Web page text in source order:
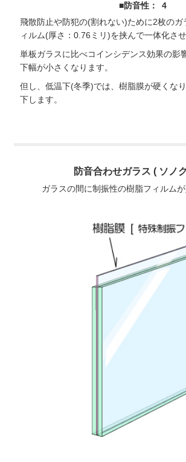
■防音性： 4
飛散防止や防犯の(割れない)ために2枚のガ
ィルム(厚さ：0.76ミリ)を挟んで一体化させ
単板ガラスに比べコインシデンス効果の影
下幅が小さくなります。
但し、低温下(冬季)では、樹脂膜が硬くな
下します。
防音合わせガラス ( ソノ
ガラスの間に制振性の樹脂フィルムが